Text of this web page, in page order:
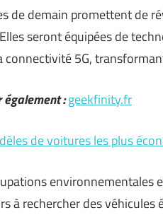
de demain promettent de
seront équipées de
connectivité 5G,
également :geekfinity.fr
de voitures les plus
environnementales
à rechercher des